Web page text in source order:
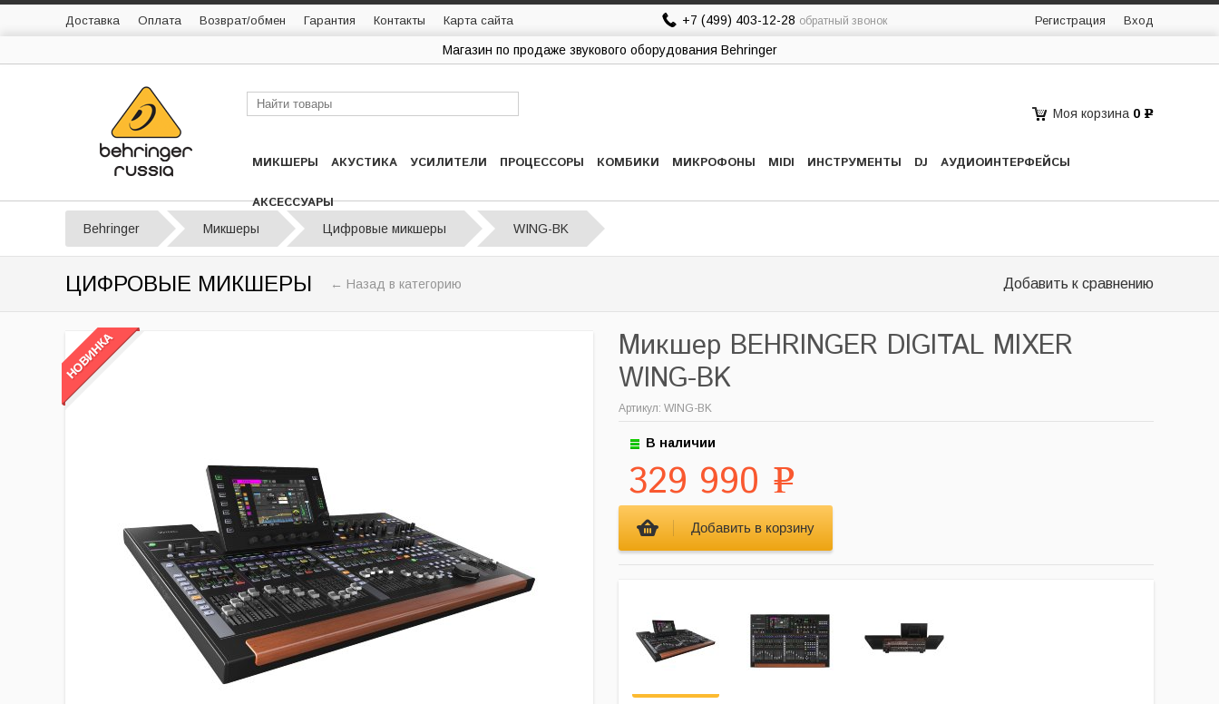
Доставка Оплата Возврат/обмен Гарантия Контакты Карта сайта +7 (499) 403-12-28 обратный звонок Регистрация Вход
Магазин по продаже звукового оборудования Behringer
МИКШЕРЫ АКУСТИКА УСИЛИТЕЛИ ПРОЦЕССОРЫ КОМБИКИ МИКРОФОНЫ MIDI ИНСТРУМЕНТЫ DJ АУДИОИНТЕРФЕЙСЫ
АКСЕССУАРЫ
Моя корзина 0 Р
Behringer Микшеры Цифровые микшеры WING-BK
ЦИФРОВЫЕ МИКШЕРЫ ← Назад в категорию Добавить к сравнению
Микшер BEHRINGER DIGITAL MIXER
WING-BK
Артикул: WING-BK
В наличии
329 990 Р